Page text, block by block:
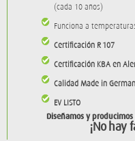
Funciona a
Certificación R-107
Certificación KBA en
CalidadMade in
EV LISTO
Diseñamos y producimos